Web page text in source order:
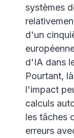
systèmes
d'un
d'IA dans
Pourtant,
l'impact
calculs
les tâches
erreurs